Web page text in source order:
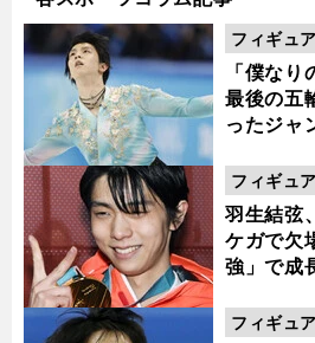
「僕なり
最後の五
ったジャ
フィギュア
羽生結弦
ケガで欠
強」で成
フィギュア
フィギュア